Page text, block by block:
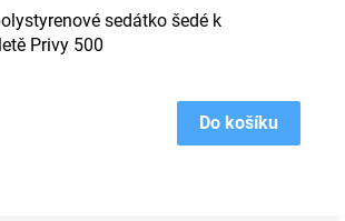
Do košíku
sedátko šedé k
Privy 500